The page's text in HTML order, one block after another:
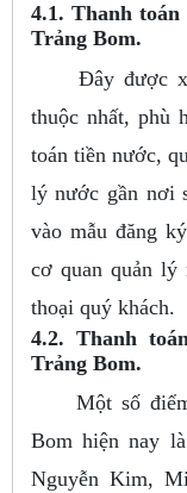
4.1. Thanh
Trảng Bom.
Đây được
thuộc nhất, phù
toán tiền nước,
lý nước gần nơi
vào mẫu đăng
cơ quan quản lý
thoại quý khách.
4.2. Thanh
Trảng Bom.
Một số điểm
Bom hiện nay
Nguyễn Kim,